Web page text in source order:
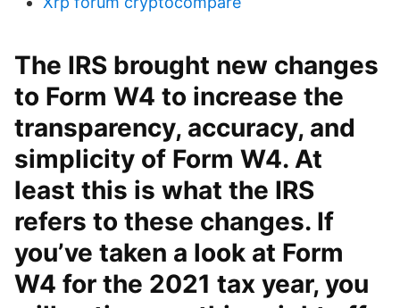
The IRS brought new changes
to Form W4 to increase the
transparency, accuracy, and
simplicity of Form W4. At
least this is what the IRS
refers to these changes. If
you’ve taken a look at Form
W4 for the 2021 tax year, you